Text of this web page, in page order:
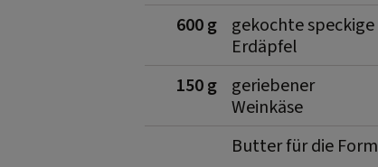
600 g
gekochte speckige
Erdäpfel
150 g
geriebener
Weinkäse
Butter für die Form